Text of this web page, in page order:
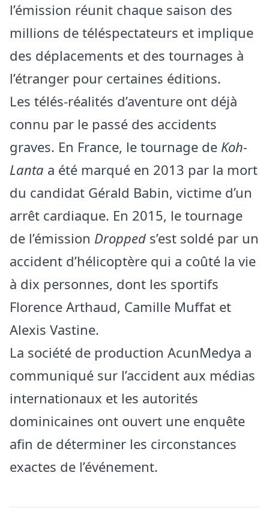
l’émission réunit chaque saison des
millions de téléspectateurs et implique
des déplacements et des tournages à
l’étranger pour certaines éditions.
Les télés-réalités d’aventure ont déjà
connu par le passé des accidents
graves. En France, le tournage de Koh-
Lanta a été marqué en 2013 par la mort
du candidat Gérald Babin, victime d’un
arrêt cardiaque. En 2015, le tournage
de l’émission Dropped s’est soldé par un
accident d’hélicoptère qui a coûté la vie
à dix personnes, dont les sportifs
Florence Arthaud, Camille Muffat et
Alexis Vastine.
La société de production AcunMedya a
communiqué sur l’accident aux médias
internationaux et les autorités
dominicaines ont ouvert une enquête
afin de déterminer les circonstances
exactes de l’événement.